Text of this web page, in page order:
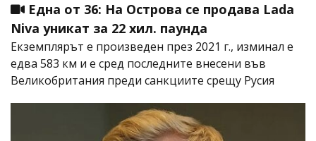
Една от 36: На Острова се продава Lada
Niva уникат за 22 хил. паунда
Екземплярът е произведен през 2021 г., изминал е
едва 583 км и е сред последните внесени във
Великобритания преди санкциите срещу Русия